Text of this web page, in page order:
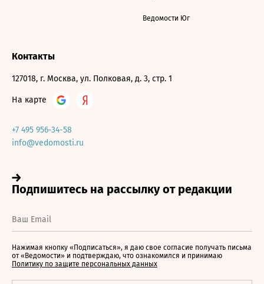
Ведомости Юг
Контакты
127018, г. Москва, ул. Полковая, д. 3, стр. 1
На карте
+7 495 956-34-58
info@vedomosti.ru
Нажимая кнопку «Подписаться», я даю свое согласие получать письма
от «Ведомости» и подтверждаю, что ознакомился и принимаю
Политику по защите персональных данных